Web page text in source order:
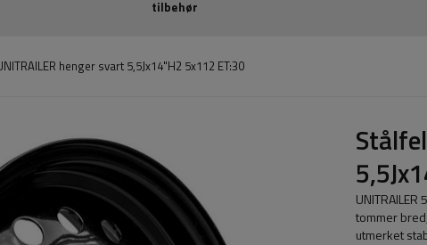
tilbehør
henger svart 5,5Jx14"H2 5x112 ET:30
tommer
utmerket